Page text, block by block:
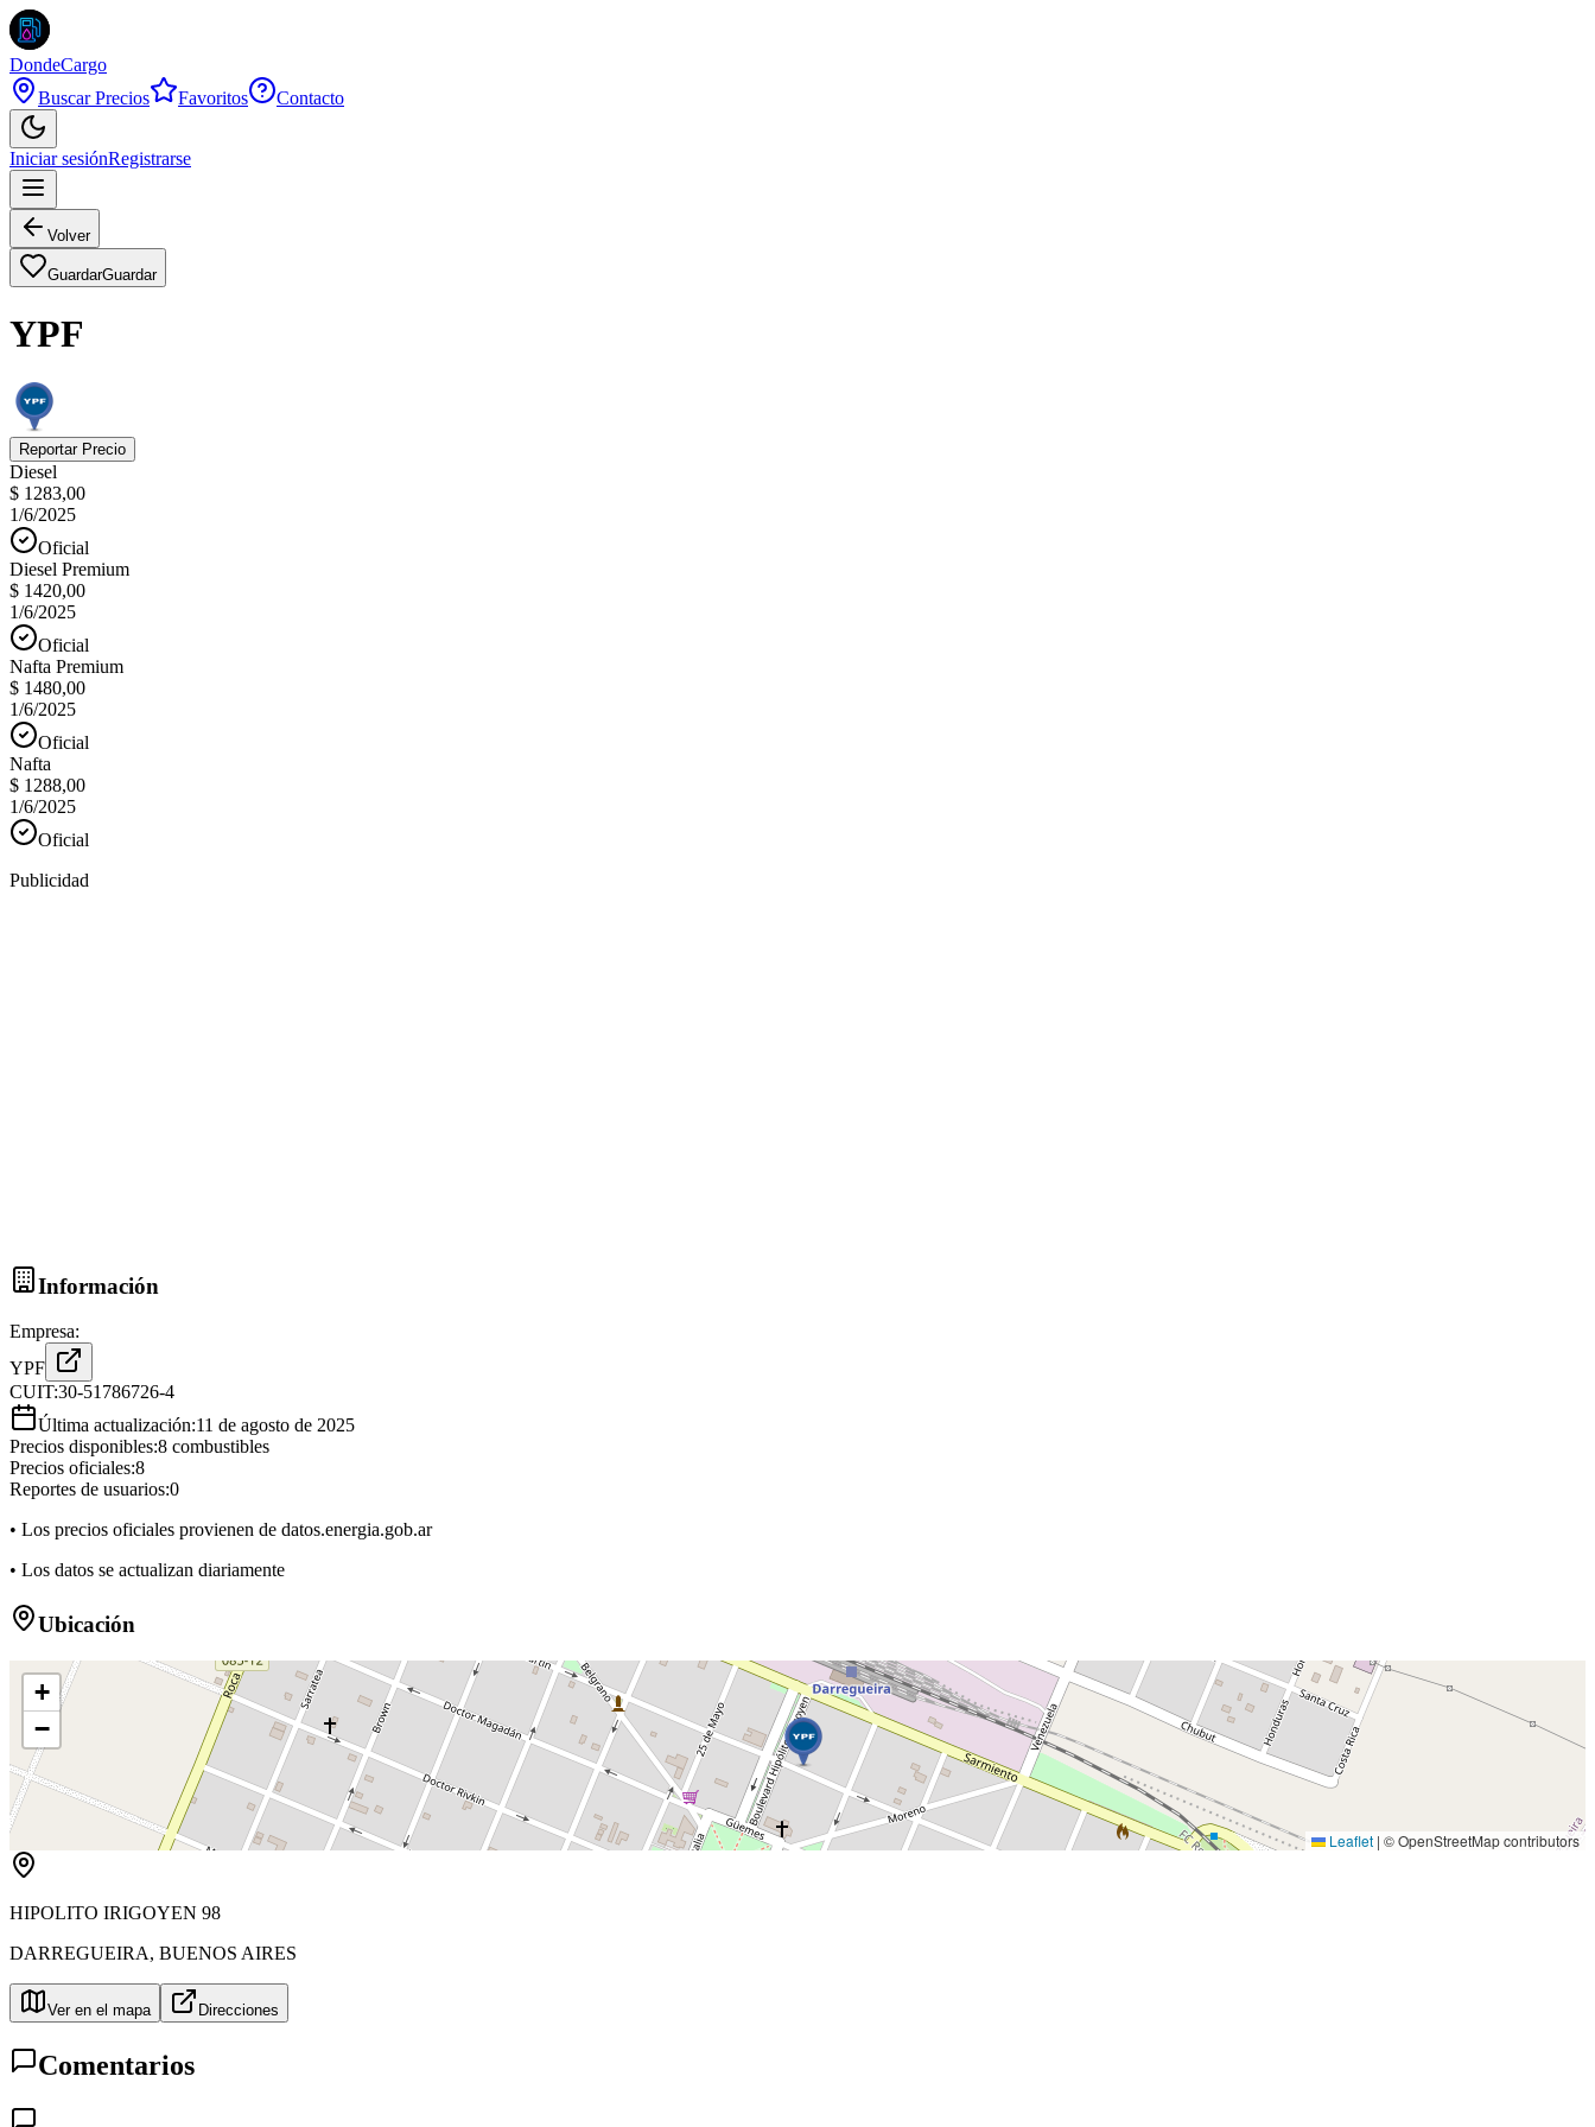
DondeCargo
Buscar Precios
Favoritos Contacto
Iniciar sesiónRegistrarse
Volver
GuardarGuardar
YPF
Reportar Precio
Diesel
$ 1283,00
1/6/2025
Oficial
Diesel Premium
$ 1420,00
1/6/2025
Oficial
Nafta Premium
$ 1480,00
1/6/2025
Oficial
Nafta
$ 1288,00
1/6/2025
Oficial
Publicidad
Información
Empresa:
YPF
CUIT:30-51786726-4
Última actualización:11 de agosto de 2025
Precios disponibles:8 combustibles
Precios oficiales:8
Reportes de usuarios:0
• Los precios oficiales provienen de datos.energia.gob.ar
• Los datos se actualizan diariamente
Ubicación
+
−
Leaflet | © OpenStreetMap contributors
HIPOLITO IRIGOYEN 98
DARREGUEIRA, BUENOS AIRES
Ver en el mapa Direcciones
Comentarios